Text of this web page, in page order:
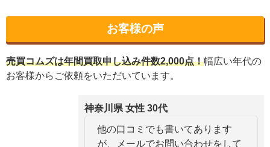
お客様の声
売買コムズは年間買取申し込み件数2,000点！幅広い年代の
お客様からご依頼をいただいています。
神奈川県 女性 30代
他の口コミでも書いてあります
が、メールでお問い合わせをして